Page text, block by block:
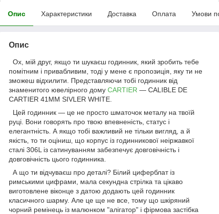
Опис Характеристики Доставка Оплата Умови
Опис
Ох, мій друг, якщо ти шукаєш годинник, який зробить тебе
помітним і привабливим, тоді у мене є пропозиція, яку ти не
зможеш відхилити. Представляючи тобі годинник від
знаменитого ювелірного дому CARTIER — CALIBLE DE
CARTIER 41MM SIVLER WHITE.
Цей годинник — це не просто шматочок металу на твоїй
руці. Вони говорять про твою впевненість, статус і
елегантність. А якщо тобі важливий не тільки вигляд, а й
якість, то ти оціниш, що корпус із годинникової неіржавкої
сталі 306L із сатинуванням забезпечує довговічність і
довговічність цього годинника.
А що ти відчуваєш про деталі? Білий циферблат із
римськими цифрами, мала секундна стрілка та цікаво
виготовлене віконце з датою додають цей годинник
класичного шарму. Але це ще не все, тому що шкіряний
чорний ремінець із малюнком "алігатор" і фірмова застібка